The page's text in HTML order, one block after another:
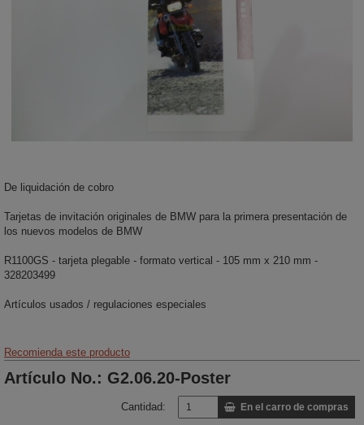
De liquidación de cobro
Tarjetas de invitación originales de BMW para la primera presentación de
los nuevos modelos de BMW
R1100GS - tarjeta plegable - formato vertical - 105 mm x 210 mm -
328203499
Artículos usados / regulaciones especiales
Recomienda este producto
Artículo No.: G2.06.20-Poster
Cantidad: En el carro de compras